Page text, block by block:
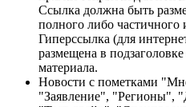
Ссылка должна быть
полного либо частичного
Гиперссылка (для
размещена в
материала.
Новости с пометками
"Заявление", "Регионы",